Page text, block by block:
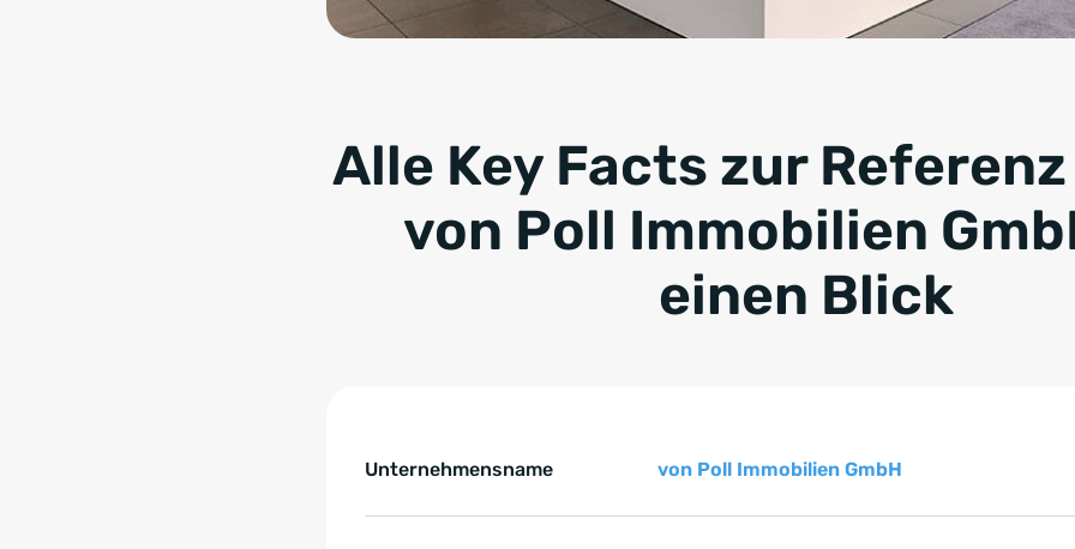
Alle Key Facts zur
von Poll Immobilien
einen Blick
Unternehmensname
von Poll Immobilien GmbH